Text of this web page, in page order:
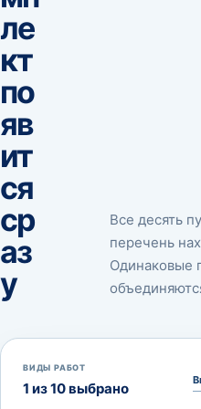
ле
кт
по
яв
ит
ся
ср
аз
у
Все десять
перечень
Одинаковые
ВИДЫ РАБОТ
1 из 10 выбрано